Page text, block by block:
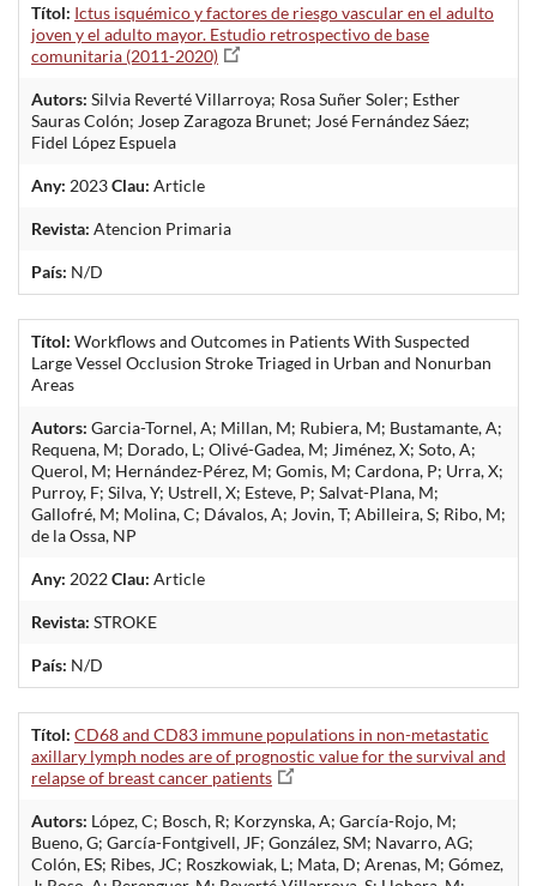
Títol: Ictus isquémico y factores de riesgo vascular en el adulto
joven y el adulto mayor. Estudio retrospectivo de base
comunitaria (2011-2020)
Autors: Silvia Reverté Villarroya; Rosa Suñer Soler; Esther
Sauras Colón; Josep Zaragoza Brunet; José Fernández Sáez;
Fidel López Espuela
Any: 2023Clau: Article
Revista: Atencion Primaria
País: N/D
Títol: Workflows and Outcomes in Patients With Suspected
Large Vessel Occlusion Stroke Triaged in Urban and Nonurban
Areas
Autors: Garcia-Tornel, A; Millan, M; Rubiera, M; Bustamante, A;
Requena, M; Dorado, L; Olivé-Gadea, M; Jiménez, X; Soto, A;
Querol, M; Hernández-Pérez, M; Gomis, M; Cardona, P; Urra, X;
Purroy, F; Silva, Y; Ustrell, X; Esteve, P; Salvat-Plana, M;
Gallofré, M; Molina, C; Dávalos, A; Jovin, T; Abilleira, S; Ribo, M;
de la Ossa, NP
Any: 2022Clau: Article
Revista: STROKE
País: N/D
Títol: CD68 and CD83 immune populations in non-metastatic
axillary lymph nodes are of prognostic value for the survival and
relapse of breast cancer patients
Autors: López, C; Bosch, R; Korzynska, A; García-Rojo, M;
Bueno, G; García-Fontgivell, JF; González, SM; Navarro, AG;
Colón, ES; Ribes, JC; Roszkowiak, L; Mata, D; Arenas, M; Gómez,